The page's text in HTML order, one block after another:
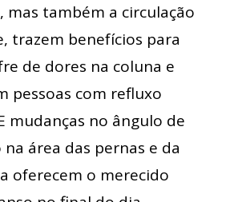
mas também a circulação
trazem benefícios para
de dores na coluna e
pessoas com refluxo
mudanças no ângulo de
na área das pernas e da
oferecem o merecido